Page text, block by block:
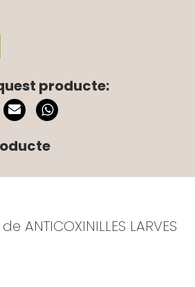
producte:
ANTICOXINILLES LARVES